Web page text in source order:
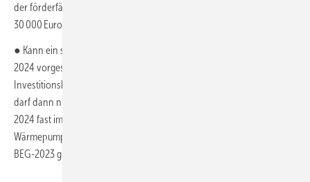
der förderfähigen Kosten von 60 000 Euro bei der BEG-2023 und von
30 000 Euro bei der BEG-2024.
● Kann ein selbstnutzender Gebäudeeigentümer den erst in der BEG-
2024 vorgesehenen zusätzlichen Einkommensbonus von 30 % der
Investitionskosten beanspruchen – das zu versteuernden Einkommen
darf dann nur zu 40 000 Euro pro Jahr betragen – wird, wird die BEG-
2024 fast immer vorteilhaft sein. Lediglich bei einer sehr teuren
Wärmepumpeninstallation (über 56 000 Euro) ist rechnerisch die
BEG-2023 günstiger.